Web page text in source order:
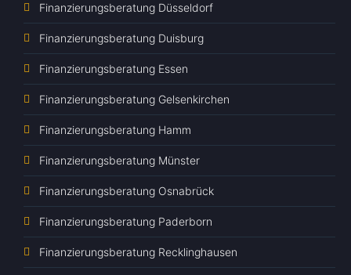
Finanzierungsberatung Düsseldorf
Finanzierungsberatung Duisburg
Finanzierungsberatung Essen
Finanzierungsberatung Gelsenkirchen
Finanzierungsberatung Hamm
Finanzierungsberatung Münster
Finanzierungsberatung Osnabrück
Finanzierungsberatung Paderborn
Finanzierungsberatung Recklinghausen